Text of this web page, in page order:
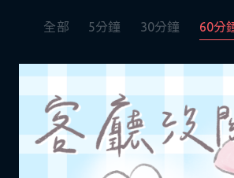
全部 5分鐘 30分鐘 60分